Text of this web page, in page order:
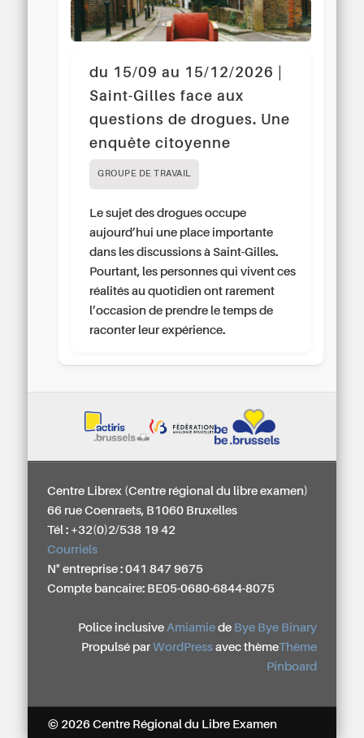
du 15/09 au 15/12/2026 |
Saint-Gilles face aux
questions de drogues. Une
enquête citoyenne
GROUPE DE TRAVAIL
Le sujet des drogues occupe
aujourd’hui une place importante
dans les discussions à Saint-Gilles.
Pourtant, les personnes qui vivent ces
réalités au quotidien ont rarement
l’occasion de prendre le temps de
raconter leur expérience.
Centre Librex (Centre régional du libre examen)
66 rue Coenraets, B1060 Bruxelles
Tél : +32(0)2/538 19 42
Courriels
N° entreprise : 041 847 9675
Compte bancaire: BE05-0680-6844-8075
Police inclusive Amiamiede Bye Bye Binary
Propulsé par WordPressavec thèmeThème
Pinboard
© 2026 Centre Régional du Libre Examen